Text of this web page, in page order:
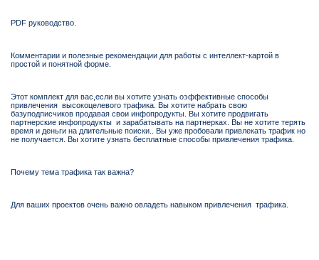
PDF руководство.
Комментарии и полезные рекомендации для работы с интеллект-картой в
простой и понятной форме.
Этот комплект для вас,если вы хотите узнать оэффективные способы
привлечения высокоцелевого трафика. Вы хотите набрать свою
базуподписчиков продавая свои инфопродукты. Вы хотите продвигать
партнерские инфопродукты и зарабатывать на партнерках. Вы не хотите терять
время и деньги на длительные поиски.. Вы уже пробовали привлекать трафик но
не получается. Вы хотите узнать бесплатные способы привлечения трафика.
Почему тема трафика так важна?
Для ваших проектов очень важно овладеть навыком привлечения трафика.